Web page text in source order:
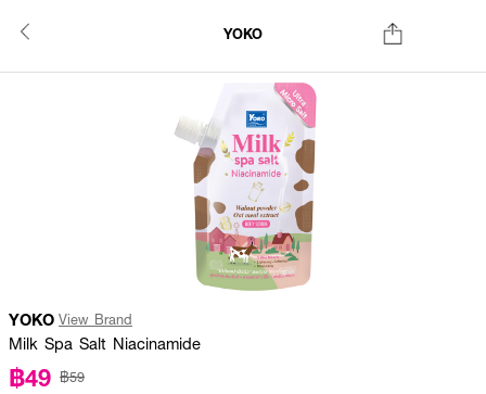
YOKO
YOKO View Brand
Milk Spa Salt Niacinamide
฿49 ฿59